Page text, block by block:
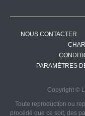
NOUS CONTACTER
PARAMÈTRES
Copyright ©
Toute reproduction ou
procédé que ce soit, des